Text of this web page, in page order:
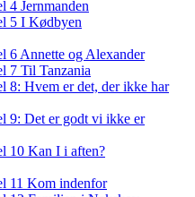
4 Jernmanden
5 I Kødbyen
6 Annette og Alexander
7 Til Tanzania
8: Hvem er det, der ikke har
9: Det er godt vi ikke er
10 Kan I i aften?
11 Kom indenfor